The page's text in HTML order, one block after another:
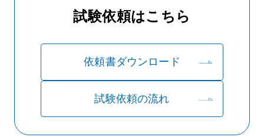
試験依頼はこちら
依頼書ダウンロード
試験依頼の流れ